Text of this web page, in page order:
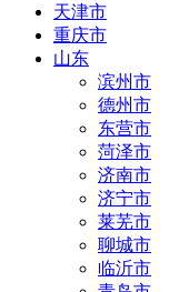
天津市
重庆市
山东
滨州市
德州市
东营市
菏泽市
济南市
济宁市
莱芜市
聊城市
临沂市